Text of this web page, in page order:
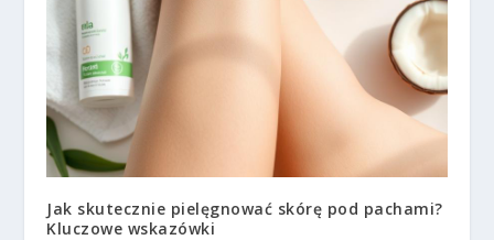
Jak skutecznie pielęgnować skórę pod pachami?
Kluczowe wskazówki